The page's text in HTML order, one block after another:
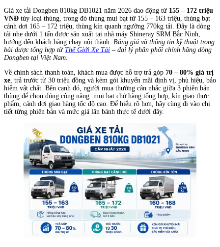
Giá xe tải Dongben 810kg DB1021 năm 2026 dao động từ 155 – 172 triệu
VNĐ tùy loại thùng, trong đó thùng mui bạt từ 155 – 163 triệu, thùng bạt
cánh dơi 165 – 172 triệu, thùng kín quanh ngưỡng 770kg tải. Đây là dòng
tải nhẹ dưới 1 tấn được sản xuất tại nhà máy Shineray SRM Bắc Ninh,
hướng đến khách hàng chạy nội thành. Bảng giá và thông tin kỹ thuật trong
bài được tổng hợp từ Thế Giới Xe Tải – đại lý phân phối chính hãng dòng
Dongben tại Việt Nam.
Về chính sách thanh toán, khách mua được hỗ trợ trả góp 70 – 80% giá trị
xe , trả trước từ 30 triệu đồng và kèm gói khuyến mãi định vị, phù hiệu, bảo
hiểm vật chất. Bên cạnh đó, người mua thường cân nhắc giữa 3 phiên bản
thùng để chọn đúng công năng: mui bạt chở hàng tổng hợp, kín giao thực
phẩm, cánh dơi giao hàng tốc độ cao. Để hiểu rõ hơn, hãy cùng đi vào chi
tiết từng phiên bản và mức giá lăn bánh thực tế dưới đây.